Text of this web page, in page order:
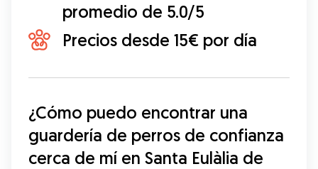
promedio de 5.0/5
Precios desde 15€ por día
¿Cómo puedo encontrar una
guardería de perros de confianza
cerca de mí en Santa Eulàlia de